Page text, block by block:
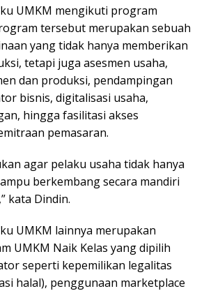
UMKM mengikuti program
tersebut merupakan sebuah
yang tidak hanya memberikan
tetapi juga asesmen usaha,
dan produksi, pendampingan
bisnis, digitalisasi usaha,
hingga fasilitasi akses
pemasaran.
agar pelaku usaha tidak hanya
berkembang secara mandiri
kata Dindin.
UMKM lainnya merupakan
UMKM Naik Kelas yang dipilih
seperti kepemilikan legalitas
halal), penggunaan marketplace